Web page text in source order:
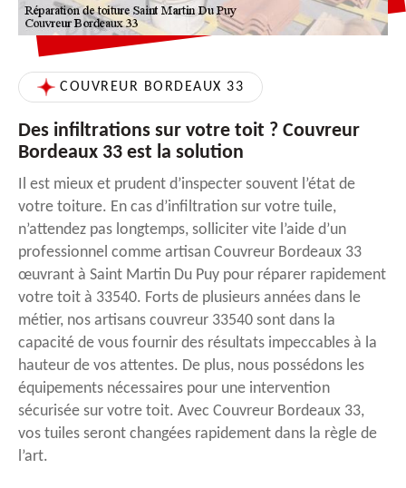
COUVREUR BORDEAUX 33
Des infiltrations sur votre toit ? Couvreur
Bordeaux 33 est la solution
Il est mieux et prudent d’inspecter souvent l’état de
votre toiture. En cas d’infiltration sur votre tuile,
n’attendez pas longtemps, solliciter vite l’aide d’un
professionnel comme artisan Couvreur Bordeaux 33
œuvrant à Saint Martin Du Puy pour réparer rapidement
votre toit à 33540. Forts de plusieurs années dans le
métier, nos artisans couvreur 33540 sont dans la
capacité de vous fournir des résultats impeccables à la
hauteur de vos attentes. De plus, nous possédons les
équipements nécessaires pour une intervention
sécurisée sur votre toit. Avec Couvreur Bordeaux 33,
vos tuiles seront changées rapidement dans la règle de
l’art.